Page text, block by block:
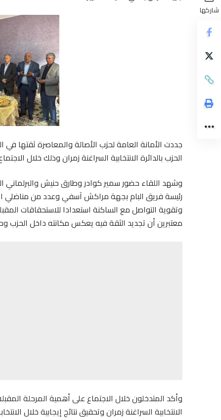
شاركها
جددت الأمانة العامة لحزب الأصالة والمعاصرة ثقتها في
الحزب بالدائرة الانتخابية السراغنة زمران وذلك خلال
وشهد اللقاء حضور سمير كوادر وطارق حنيش والبرلماني
رئيسة فريق البام بجهة مراكش آسفي وعدد من مناضلي
وتقوية التواصل مع الساكنة استعدادا للاستحقاقات
معتبرين أن تجديد الثقة فيه يعكس مكانته داخل الحزب
وأكد المتدخلون خلال الاجتماع على أهمية المرحلة
الانتخابية السراغنة زمران وتحقيق نتائج إيجابية خلال